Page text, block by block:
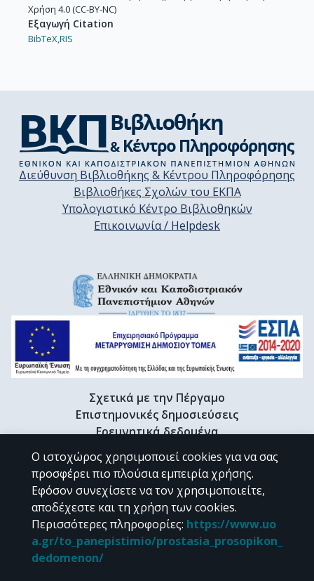
Χρήση 4.0 (CC-BY-NC)
Εξαγωγή Citation
BibTeX,RIS
Διεύθυνση Βιβλιοθήκης & Κέντρου Πληροφόρησης
Βιβλιοθήκες Σχολών του ΕΚΠΑ
Υπολογιστικό Κέντρο Βιβλιοθηκών
Επικοινωνία / Helpdesk
Σχετικά με την Πέργαμο
Επιστημονικές δημοσιεύσεις
Ερευνητικά δεδομένα
Διδακτορικές διατριβές & Γκρίζα βιβλιογραφία
Προφίλ Ερευνητή
CC BY-NC 4.0
Εκτός αν αναφέρεται διαφορετικά, το υλικό της "Περγάμου" διατίθεται
Ο ιστοχώρος χρησιμοποιεί cookies για να σας
προσφέρει πιο πλούσια εμπειρία χρήσης.
Εφόσον συνεχίσετε να τον χρησιμοποιείτε,
αποδέχεστε και τη χρήση των cookies.
Περισσότερες πληροφορίες: https://www.uo
a.gr/to_panepistimio/prostasia_prosopikon_
dedomenon/